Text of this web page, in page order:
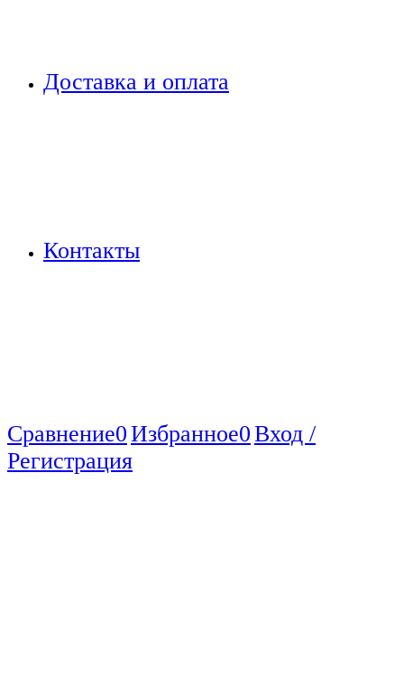
Доставка и оплата
Контакты
Сравнение0Избранное0Вход /
Регистрация